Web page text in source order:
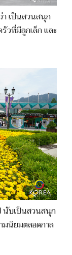
า เป็นสวนสนุก
วที่มีลูกเล็ก และ
นับเป็นสวนสนุก
มนิยมตลอดกาล